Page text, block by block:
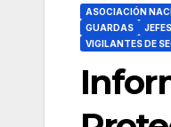
ASOCIACIÓN
GUARDAS
VIGILANTES DE